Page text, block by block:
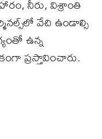
నీరు, విశ్రాంతి
వేచి ఉండాల్సి
ఉన్న
ప్రస్తావించారు.